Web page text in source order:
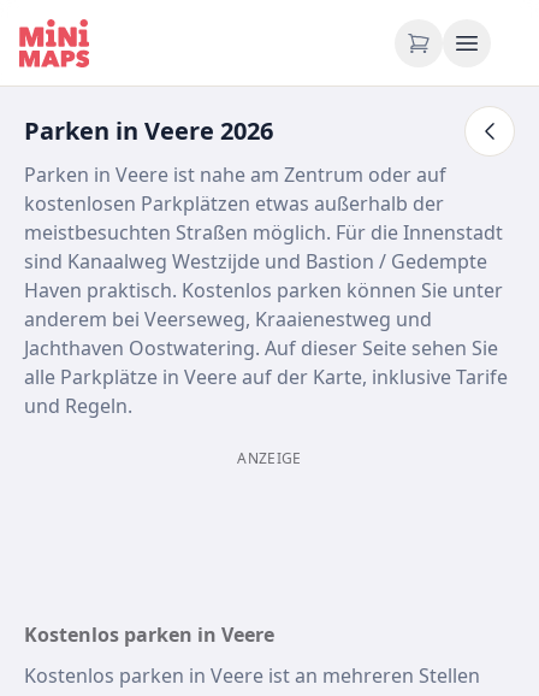
Zum Inhalt springen
Parken in Veere 2026
Parken in Veere ist nahe am Zentrum oder auf
kostenlosen Parkplätzen etwas außerhalb der
meistbesuchten Straßen möglich. Für die Innenstadt
sind Kanaalweg Westzijde und Bastion / Gedempte
Haven praktisch. Kostenlos parken können Sie unter
anderem bei Veerseweg, Kraaienestweg und
Jachthaven Oostwatering. Auf dieser Seite sehen Sie
alle Parkplätze in Veere auf der Karte, inklusive Tarife
und Regeln.
ANZEIGE
Kostenlos parken in Veere
Kostenlos parken in Veere ist an mehreren Stellen